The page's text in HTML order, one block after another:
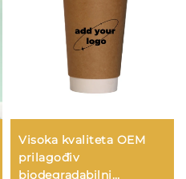
Visoka kvaliteta OEM
prilagođiv
biodegradabilni